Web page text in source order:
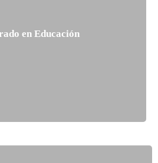
en Educación